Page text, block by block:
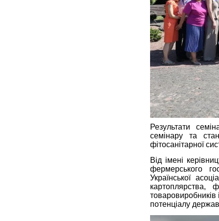
Результати
семінару та
фітосанітарної
Від імені
фермерського
Української
картоплярства,
товаровиробників
потенціалу